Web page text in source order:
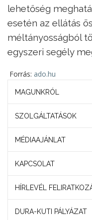
lehetőség
esetén az ellátás
méltányosságból
egyszeri segély
Forrás: ado.hu
MAGUNKRÓL
SZOLGÁLTATÁSOK
MÉDIAAJÁNLAT
KAPCSOLAT
HÍRLEVÉL
DURA-KUTI PÁLYÁZAT